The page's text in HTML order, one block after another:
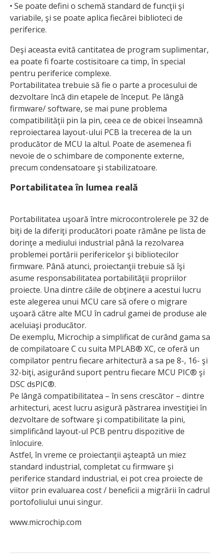
• Se poate defini o schemă standard de funcţii şi
variabile, şi se poate aplica fiecărei biblioteci de
periferice.
Deşi aceasta evită cantitatea de program suplimentar,
ea poate fi foarte costisitoare ca timp, în special
pentru periferice complexe.
Portabilitatea trebuie să fie o parte a procesului de
dezvoltare încă din etapele de început. Pe lângă
firmware/ software, se mai pune problema
compatibilităţii pin la pin, ceea ce de obicei înseamnă
reproiectarea layout-ului PCB la trecerea de la un
produ­cător de MCU la altul. Poate de asemenea fi
nevoie de o schimbare de componente externe,
precum condensatoare şi stabilizatoare.
Portabilitatea în lumea reală
Portabilitatea uşoară între microcontrolerele pe 32 de
biţi de la diferiţi producători poate rămâne pe lista de
dorinţe a mediului industrial până la rezolvarea
problemei portării perife­ricelor şi bibliotecilor
firmware. Până atunci, proiectanţii trebuie să îşi
asume responsabilitatea portabilităţii pro­priilor
proiecte. Una dintre căile de obţinere a acestui lucru
este alegerea unui MCU care să ofere o migrare
uşoară către alte MCU în cadrul gamei de produse ale
aceluiaşi producător.
De exemplu, Microchip a simplificat de curând gama sa
de compilatoare C cu suita MPLAB® XC, ce oferă un
compilator pentru fiecare arhitectură a sa pe 8-, 16- şi
32-biţi, asigurând suport pentru fiecare MCU PIC® şi
DSC dsPIC®.
Pe lângă compatibilitatea – în sens crescător – dintre
arhitecturi, acest lucru asigură păstrarea investiţiei în
dezvoltare de software şi compatibilitate la pini,
simplificând layout-ul PCB pentru dispozitive de
înlocuire.
Astfel, în vreme ce proiectanţii aşteaptă un miez
standard industrial, completat cu firmware şi
periferice standard industrial, ei pot crea proiecte de
viitor prin evaluarea cost / beneficii a migrării în cadrul
portofoliului unui singur.
www.microchip.com